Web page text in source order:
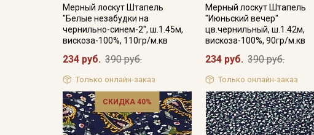
Мерный лоскут Штапель
"Белые незабудки на
чернильно-синем-2", ш.1.45м,
вискоза-100%, 110гр/м.кв
234 руб. 390 руб.
Только онлайн-заказ
Мерный лоскут Штапель
"Июньский вечер"
цв.чернильный, ш.1.42м,
вискоза-100%, 90гр/м.кв
234 руб. 390 руб.
Только онлайн-заказ
СКИДКА 40%